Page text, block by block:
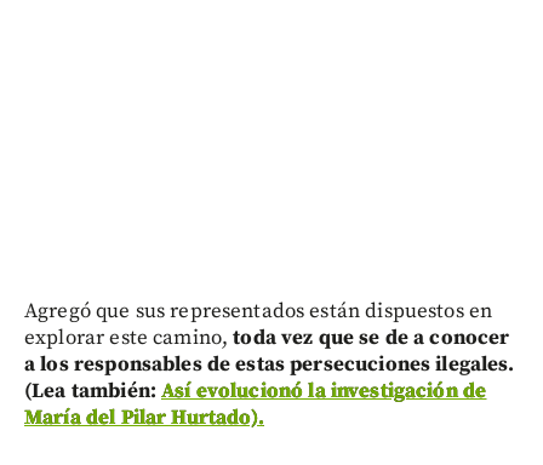
Agregó que sus representados están dispuestos en
explorar este camino, toda vez que se de a conocer
a los responsables de estas persecuciones ilegales.
(Lea también:Así evolucionó la investigación de
María del Pilar Hurtado).